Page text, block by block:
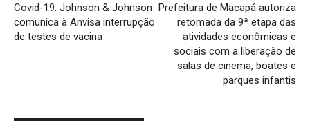
Covid-19: Johnson & Johnson
comunica à Anvisa interrupção
de testes de vacina
Prefeitura de Macapá autoriza
retomada da 9ª etapa das
atividades econômicas e
sociais com a liberação de
salas de cinema, boates e
parques infantis